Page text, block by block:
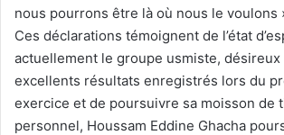
nous pourrons être là où nous le voulons
Ces déclarations témoignent de l’état
actuellement le groupe usmiste,
excellents résultats enregistrés lors du
exercice et de poursuivre sa moisson de
personnel, Houssam Eddine Ghacha